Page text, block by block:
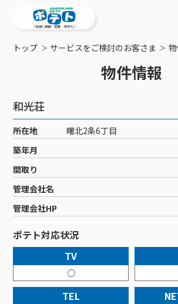
サービス提供エリア
工事・配線について
新居をご検討中の方へ
ポテトを導入している集合住宅
物件情報
特典・キャンペーン
おトクな割引サービス
ご加入中の方
ご加入中のサービス確認・変更
WEBメール
サポートサービス
サポートサービストップ
リモートコール
回線速度測定
接続・設定⽅法
訪問サポート＆サポートパックサ
新着情報
メンテナンス・障害情報
ポテトからのプレゼント
イベントカレンダー
講座のご案内
サービス案内
サービス案内
ケーブルテレビ
ケーブルテレビトップ
チャンネル紹介
料⾦プラン
NHK衛星受信料団体⼀括⽀払
機器⼀覧
インターネット
インターネットトップ
料⾦プラン
Wi-Fiサービス
ポテトホーム防犯カメラ
オプションサービス
固定電話
固定電話トップ
基本料⾦・通話料⾦
オプションサービス
auスマートバリュー
ポテトスマートフォン
ポテトスマートフォントップ
料⾦プラン
機種⼀覧
でんきトップ
ポラリンでんき×ポテト
暮らしを快適にするサービス
暮らしを快適にするサービストッ
コミチャン
お困りの方はこちら
会社案内
メンテナンス
障害情報
トップ サービスをご検討のお客さま
物件情報
和光荘
所在地
曙北2条6丁目
築年月
間取り
管理会社名
管理会社HP
ポテト対応状況
TV
○
TEL